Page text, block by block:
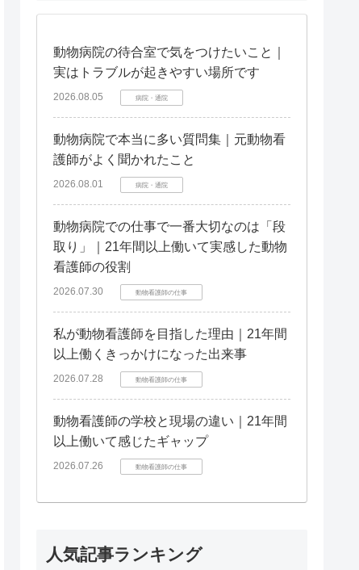
動物病院の待合室で気をつけたいこと｜
実はトラブルが起きやすい場所です
2026.08.05 病院・通院
動物病院で本当に多い質問集｜元動物看
護師がよく聞かれたこと
2026.08.01 病院・通院
動物病院での仕事で一番大切なのは「段
取り」｜21年間以上働いて実感した動物
看護師の役割
2026.07.30 動物看護師の仕事
私が動物看護師を目指した理由｜21年間
以上働くきっかけになった出来事
2026.07.28 動物看護師の仕事
動物看護師の学校と現場の違い｜21年間
以上働いて感じたギャップ
2026.07.26 動物看護師の仕事
人気記事ランキング